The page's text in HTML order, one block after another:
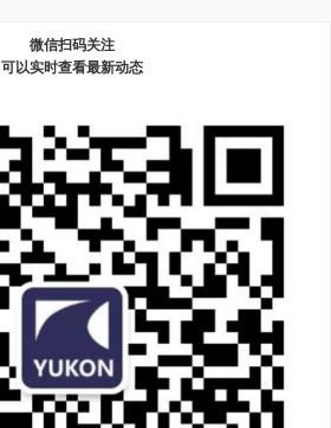
微信扫码关注
可以实时查看最新动态